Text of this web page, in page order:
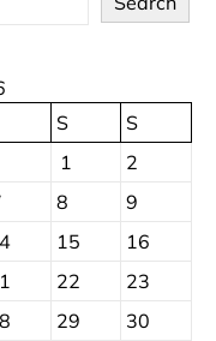
S
S
1
2
8
9
15
16
22
23
29
30